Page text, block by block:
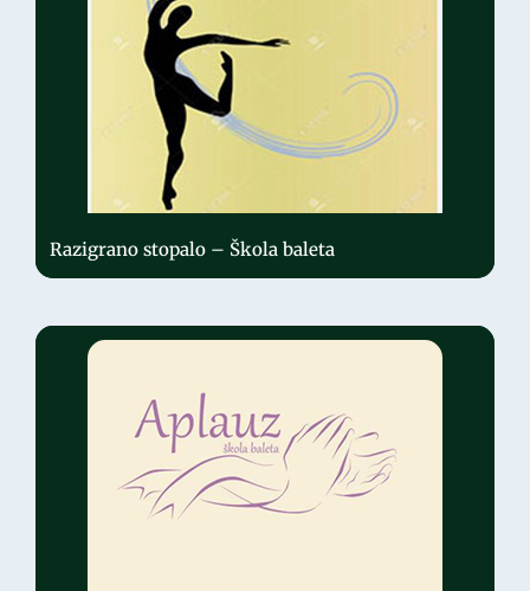
Razigrano stopalo – Škola baleta